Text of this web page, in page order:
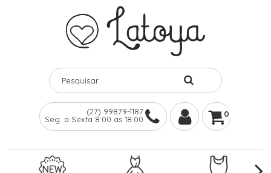
(27) 99879-1187
Seg. a Sexta 8:00 as 18:00
0